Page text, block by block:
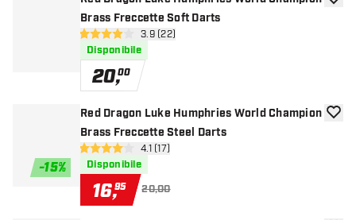
Brass Freccette Soft Darts
apri pannello recensioni
3.9 stelle di valutazione
3.9 (22)
Disponibile
20,00
-15%
Red Dragon Luke Humphries World Champion
Brass Freccette Steel Darts
apri pannello recensioni
4.1 stelle di valutazione
4.1 (17)
Disponibile
16,95 20,00